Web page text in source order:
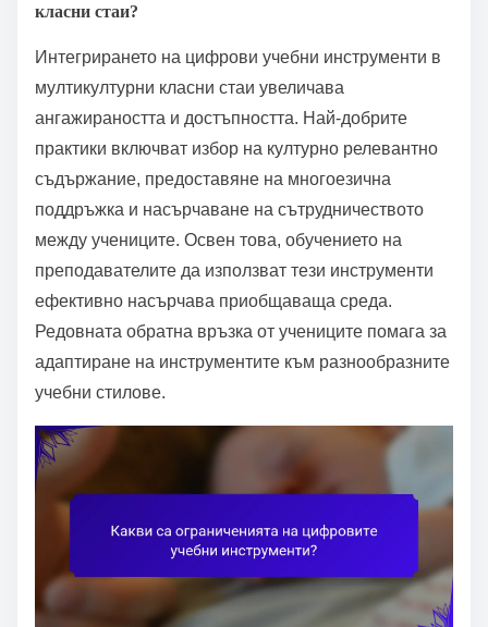
класни стаи?
Интегрирането на цифрови учебни инструменти в
мултикултурни класни стаи увеличава
ангажираността и достъпността. Най-добрите
практики включват избор на културно релевантно
съдържание, предоставяне на многоезична
поддръжка и насърчаване на сътрудничеството
между учениците. Освен това, обучението на
преподавателите да използват тези инструменти
ефективно насърчава приобщаваща среда.
Редовната обратна връзка от учениците помага за
адаптиране на инструментите към разнообразните
учебни стилове.